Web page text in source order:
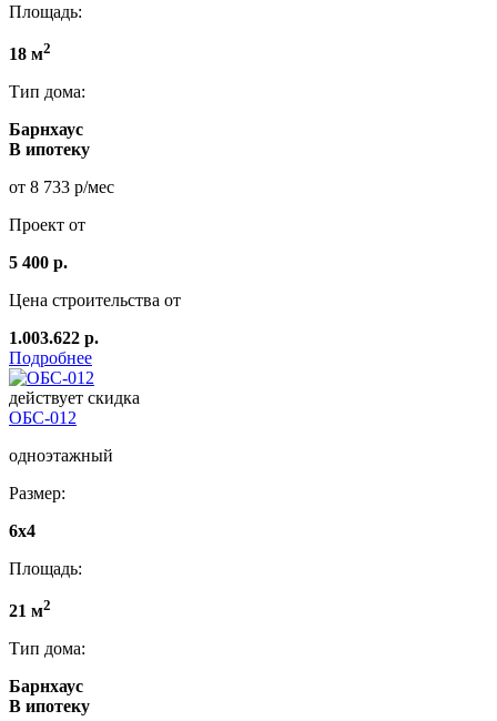
Площадь:
18 м2
Тип дома:
Барнхаус
В ипотеку
от 8 733 р/мес
Проект от
5 400 р.
Цена строительства от
1.003.622 р.
Подробнее
действует скидка
ОБС-012
одноэтажный
Размер:
6х4
Площадь:
21 м2
Тип дома:
Барнхаус
В ипотеку